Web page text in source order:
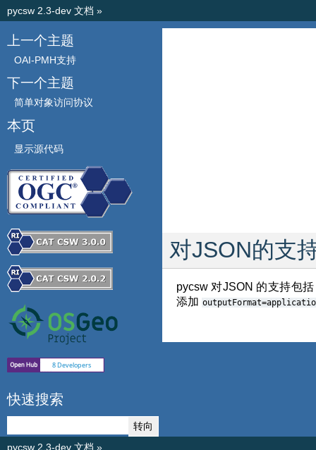
pycsw 2.3-dev 文档 »
对JSON的支
pycsw 对JSON 的支持包
添加
上一个主题
OAI-PMH支持
下一个主题
简单对象访问协议
本页
显示源代码
快速搜索
pycsw 2.3-dev 文档 »